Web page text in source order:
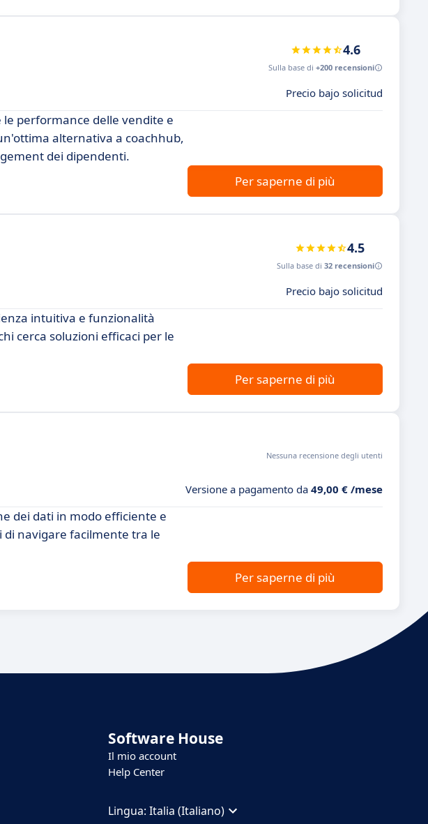
4.6
Sulla base di +200 recensioni
Precio bajo solicitud
performance delle vendite e
alternativa a coachhub,
dei dipendenti.
Per saperne di più
4.5
Sulla base di 32 recensioni
Precio bajo solicitud
intuitiva e funzionalità
cerca soluzioni efficaci per le
Per saperne di più
Nessuna recensione degli utenti
Versione a pagamento da 49,00 € /mese
dei dati in modo efficiente e
navigare facilmente tra le
Per saperne di più
Software House
Il mio account
Help Center
Lingua:Italia (Italiano)